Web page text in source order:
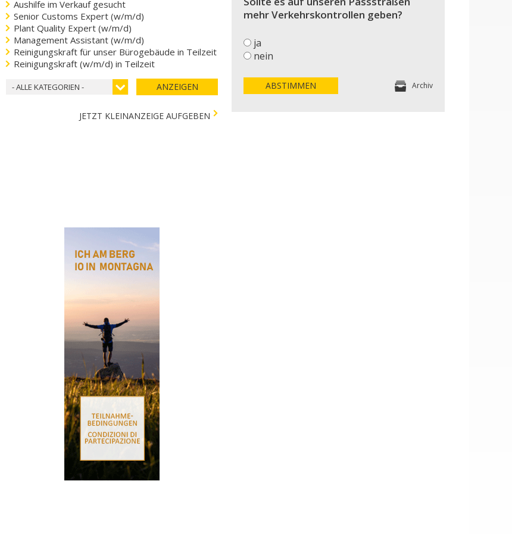
Aushilfe im Verkauf gesucht
Senior Customs Expert (w/m/d)
Plant Quality Expert (w/m/d)
Management Assistant (w/m/d)
Reinigungskraft für unser Bürogebäude in Teilzeit
Reinigungskraft (w/m/d) in Teilzeit
- ALLE KATEGORIEN - ANZEIGEN
JETZT KLEINANZEIGE AUFGEBEN
mehr Verkehrskontrollen geben?
ja
nein
ABSTIMMEN Archiv